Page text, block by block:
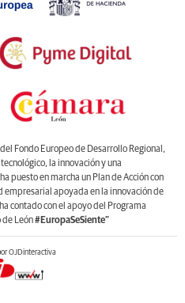
Fondo Europeo de Desarrollo Regional,
la innovación y una
puesto en marcha un Plan de Acción con
apoyada en la innovación de
contado con el apoyo del Programa
de León#EuropaSeSiente”
OJDinteractiva